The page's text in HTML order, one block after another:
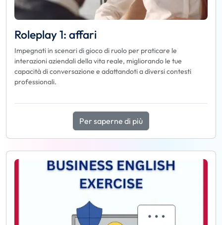
Roleplay 1: affari
Impegnati in scenari di gioco di ruolo per praticare le
interazioni aziendali della vita reale, migliorando le tue
capacità di conversazione e adattandoti a diversi contesti
professionali.
Per saperne di più